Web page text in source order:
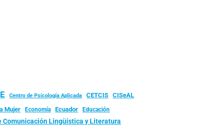
Centro de Psicología Aplicada CETCIS CISeAL
Mujer Economía Ecuador
Educación
Comunicación Lingüística y Literatura